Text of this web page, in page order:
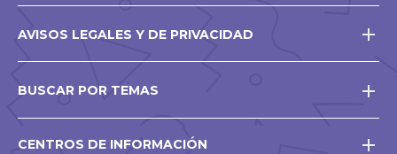
AVISOS LEGALES Y DE PRIVACIDAD
BUSCAR POR TEMAS
CENTROS DE INFORMACIÓN